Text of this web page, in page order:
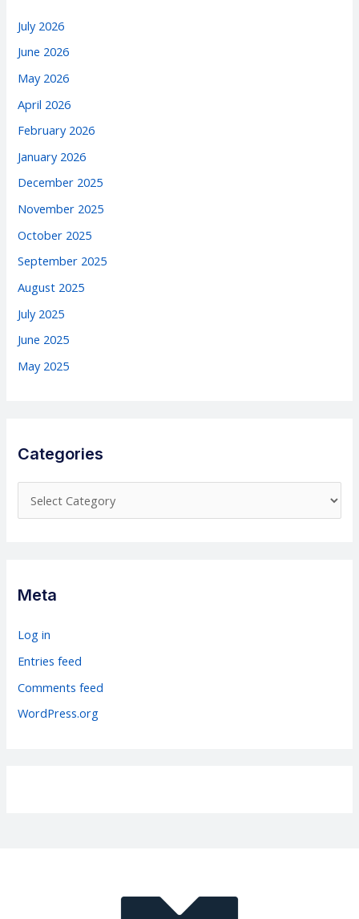
July 2026
June 2026
May 2026
April 2026
February 2026
January 2026
December 2025
November 2025
October 2025
September 2025
August 2025
July 2025
June 2025
May 2025
Categories
a
g
r
i
Meta
Log in
Entries feed
Comments feed
WordPress.org